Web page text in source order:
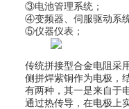
③电池管理系统；
④变频器、伺服驱动系
⑤仪器仪表；
传统拼接型合金电阻采
侧拼焊紫铜作为电极，
有两种，其一是来自于
通过热传导，在电极上